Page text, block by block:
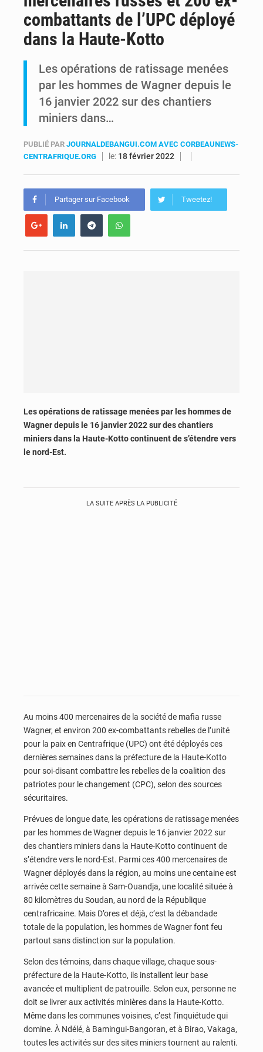
FRIVAO : le procès du détournement de 325 millions de dollars reporté à la mi-août
combattants de l’UPC déployé
dans la Haute-Kotto
Les opérations de ratissage menées
par les hommes de Wagner depuis le
16 janvier 2022 sur des chantiers
miniers dans…
PUBLIÉ PAR JOURNALDEBANGUI.COM AVEC CORBEAUNEWS-
CENTRAFRIQUE.ORG
le: 18 février 2022
Partager sur Facebook Tweetez!
Les opérations de ratissage menées par les hommes de
Wagner depuis le 16 janvier 2022 sur des chantiers
miniers dans la Haute-Kotto continuent de s’étendre vers
le nord-Est.
LA SUITE APRÈS LA PUBLICITÉ
Au moins 400 mercenaires de la société de mafia russe
Wagner, et environ 200 ex-combattants rebelles de l’unité
pour la paix en Centrafrique (UPC) ont été déployés ces
dernières semaines dans la préfecture de la Haute-Kotto
pour soi-disant combattre les rebelles de la coalition des
patriotes pour le changement (CPC), selon des sources
sécuritaires.
Prévues de longue date, les opérations de ratissage menées
par les hommes de Wagner depuis le 16 janvier 2022 sur
des chantiers miniers dans la Haute-Kotto continuent de
s’étendre vers le nord-Est. Parmi ces 400 mercenaires de
Wagner déployés dans la région, au moins une centaine est
arrivée cette semaine à Sam-Ouandja, une localité située à
80 kilomètres du Soudan, au nord de la République
centrafricaine. Mais D’ores et déjà, c’est la débandade
totale de la population, les hommes de Wagner font feu
partout sans distinction sur la population.
Selon des témoins, dans chaque village, chaque sous-
préfecture de la Haute-Kotto, ils installent leur base
avancée et multiplient de patrouille. Selon eux, personne ne
doit se livrer aux activités minières dans la Haute-Kotto.
Même dans les communes voisines, c’est l’inquiétude qui
domine. À Ndélé, à Bamingui-Bangoran, et à Birao, Vakaga,
toutes les activités sur des sites miniers tournent au ralenti.